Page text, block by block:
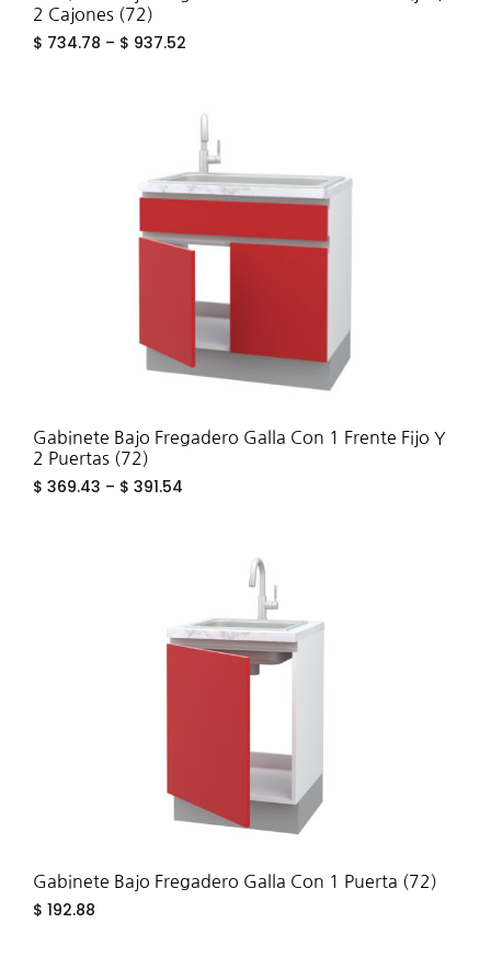
2 Cajones (72)
$ 734.78 – $ 937.52
Gabinete Bajo Fregadero Galla Con 1 Frente Fijo Y
2 Puertas (72)
$ 369.43 – $ 391.54
Gabinete Bajo Fregadero Galla Con 1 Puerta (72)
$ 192.88